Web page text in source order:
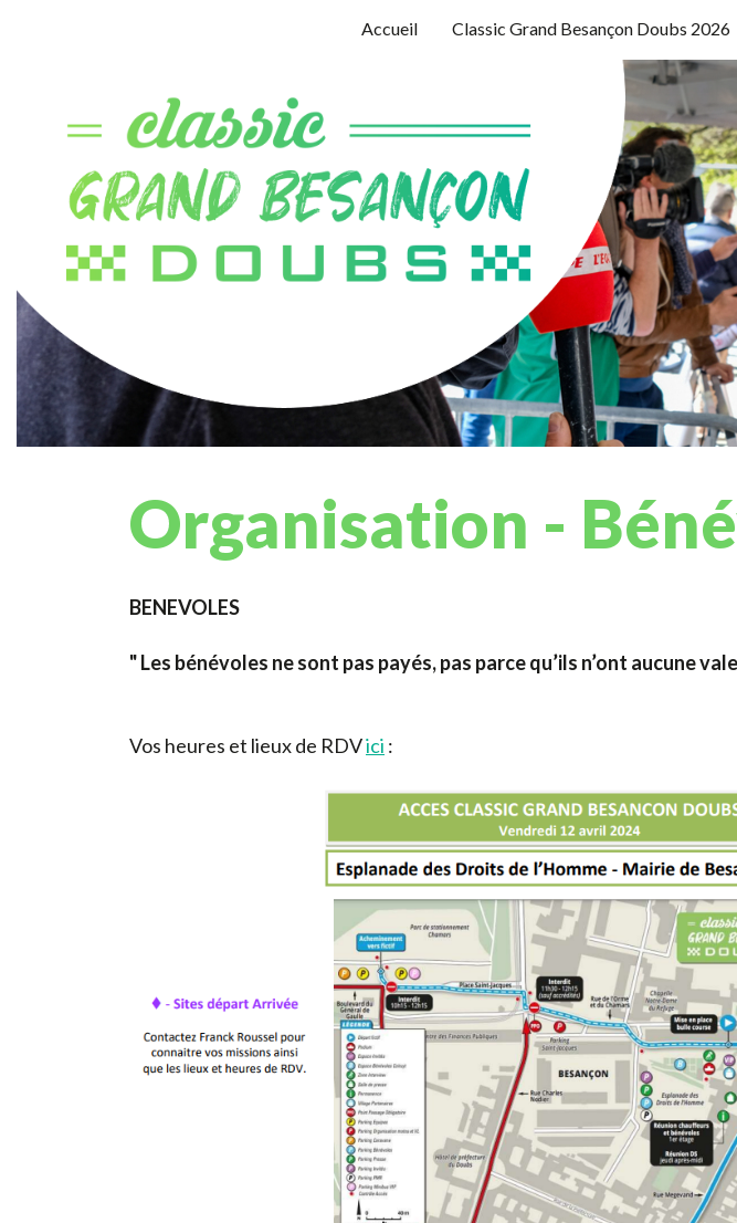
Accueil Classic Grand Besançon Doubs 2026
Organisation -
BENEVOLES
" Les bénévoles ne sont pas payés, pas parce qu’ils n’ont aucune
Vos heures et lieux de RDVici :